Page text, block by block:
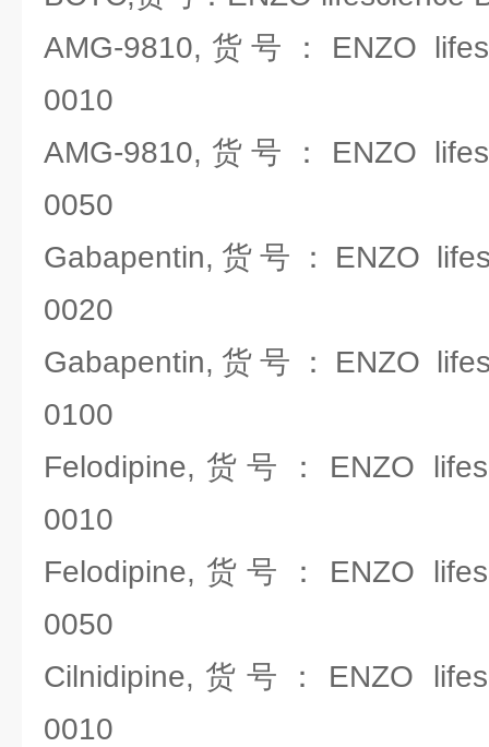
AMG-9810,货号：ENZO
0010
AMG-9810,货号：ENZO
0050
Gabapentin,货号：ENZO
0020
Gabapentin,货号：ENZO
0100
Felodipine,货号：ENZO
0010
Felodipine,货号：ENZO
0050
Cilnidipine,货号：ENZO
0010